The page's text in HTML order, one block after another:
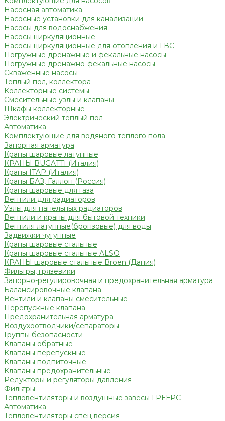
Насосная автоматика
Насосные установки для канализации
Насосы для водоснабжения
Насосы циркуляционные
Насосы циркуляционные для отопления и ГВС
Погружные дренажные и фекальные насосы
Погружные дренажно-фекальные насосы
Скваженные насосы
Теплый пол, коллектора
Коллекторные системы
Смесительные узлы и клапаны
Шкафы коллекторные
Электрический теплый пол
Автоматика
Комплектующие для водяного теплого пола
Запорная арматура
Краны шаровые латунные
КРАНЫ BUGATTI (Италия)
Краны ITAP (Италия)
Краны БАЗ, Галлоп (Россия)
Краны шаровые для газа
Вентили для радиаторов
Узлы для панельных радиаторов
Вентили и краны для бытовой техники
Вентиля латунные(бронзовые) для воды
Задвижки чугунные
Краны шаровые стальные
Краны шаровые стальные ALSO
КРАНЫ шаровые стальные Broen (Дания)
Фильтры, грязевики
Запорно-регулировочная и предохранительная арматура
Балансировочные клапана
Вентили и клапаны смесительные
Перепускные клапана
Предохранительная арматура
Воздухоотводчики/сепараторы
Группы безопасности
Клапаны обратные
Клапаны перепускные
Клапаны подпиточные
Клапаны предохранительные
Редукторы и регуляторы давления
Фильтры
Тепловентиляторы и воздушные завесы ГРЕЕРС
Автоматика
Тепловентиляторы спец версия